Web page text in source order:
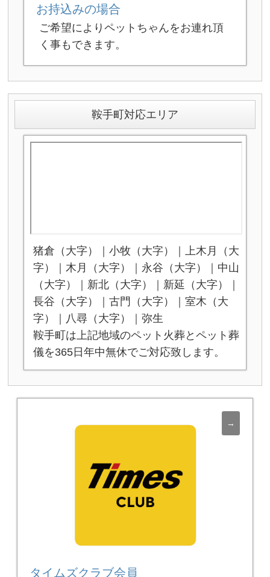
お持込みの場合
ご希望によりペットちゃんをお連れ頂
く事もできます。
鞍手町対応エリア
猪倉（大字）｜小牧（大字）｜上木月（大
字）｜木月（大字）｜永谷（大字）｜中山
（大字）｜新北（大字）｜新延（大字）｜
長谷（大字）｜古門（大字）｜室木（大
字）｜八尋（大字）｜弥生
鞍手町は上記地域のペット火葬とペット葬
儀を365日年中無休でご対応致します。
タイムズクラブ会員